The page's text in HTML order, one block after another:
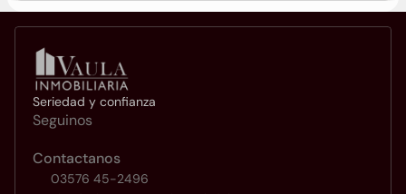
Seriedad y confianza
Seguinos
Contactanos
03576 45-2496